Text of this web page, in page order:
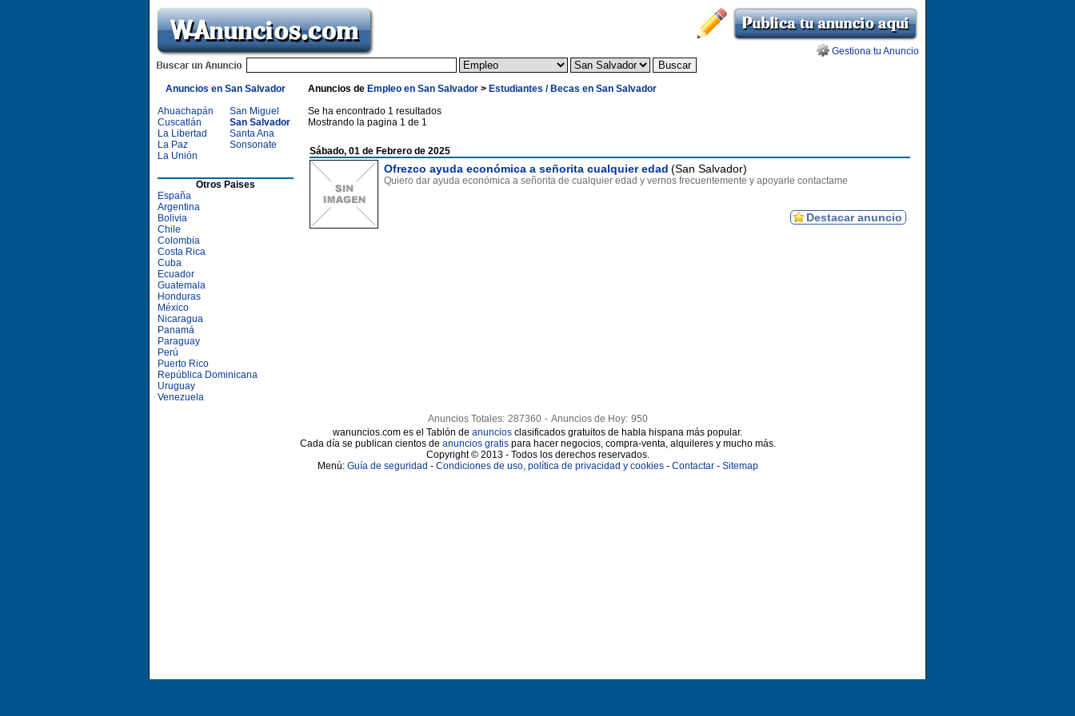
Gestiona tu Anuncio
Anuncios en San Salvador
Ahuachapán
Cuscatlán
La Libertad
La Paz
La Unión
San Miguel
San Salvador
Santa Ana
Sonsonate
Otros Paises
España
Argentina
Bolivia
Chile
Colombia
Costa Rica
Cuba
Ecuador
Guatemala
Honduras
México
Nicaragua
Panamá
Paraguay
Perú
Puerto Rico
República Dominicana
Uruguay
Venezuela
Anuncios de Empleo en San Salvador > Estudiantes / Becas en San Salvador
Se ha encontrado 1 resultados
Mostrando la pagina 1 de 1
Sábado, 01 de Febrero de 2025
Ofrezco ayuda económica a señorita cualquier edad (San Salvador)
Quiero dar ayuda económica a señorita de cualquier edad y vernos frecuentemente y apoyarle contactame
Destacar anuncio
Anuncios Totales: 287360 - Anuncios de Hoy: 950
wanuncios.com es el Tablón de anuncios clasificados gratuitos de habla hispana más popular.
Cada día se publican cientos de anuncios gratispara hacer negocios, compra-venta, alquileres y mucho más.
Copyright © 2013 - Todos los derechos reservados.
Menú: Guía de seguridad - Condiciones de uso, política de privacidad y cookies- Contactar- Sitemap